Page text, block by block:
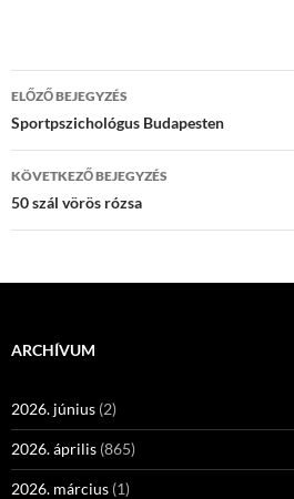
Bejegyzés
navigáció
ELŐZŐ BEJEGYZÉS
Sportpszichológus Budapesten
KÖVETKEZŐ BEJEGYZÉS
50 szál vörös rózsa
ARCHÍVUM
2026. június (2)
2026. április (865)
2026. március (1)